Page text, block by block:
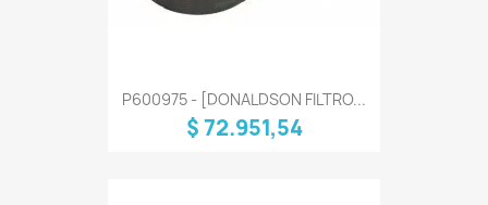
P600975 - [DONALDSON FILTRO...
$ 72.951,54